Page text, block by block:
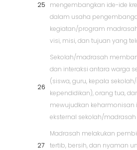
25
mengembangkan ide-ide
dalam usaha
kegiatan/program
visi, misi, dan tujuan yang
26
Sekolah/madrasah
dan interaksi antara warga
(siswa, guru, kepala
kependidikan), orang tua,
mewujudkan keharmonisan
eksternal sekolah/madrasah
27
Madrasah melakukan
tertib, bersih, dan nyaman